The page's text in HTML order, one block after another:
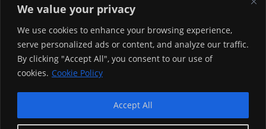
We value your privacy
We use cookies to enhance your browsing experience,
serve personalized ads or content, and analyze our traffic.
By clicking "Accept All", you consent to our use of
cookies. Cookie Policy
Accept All
Visitor Counter
Today: 1273
Yesterday: 2257